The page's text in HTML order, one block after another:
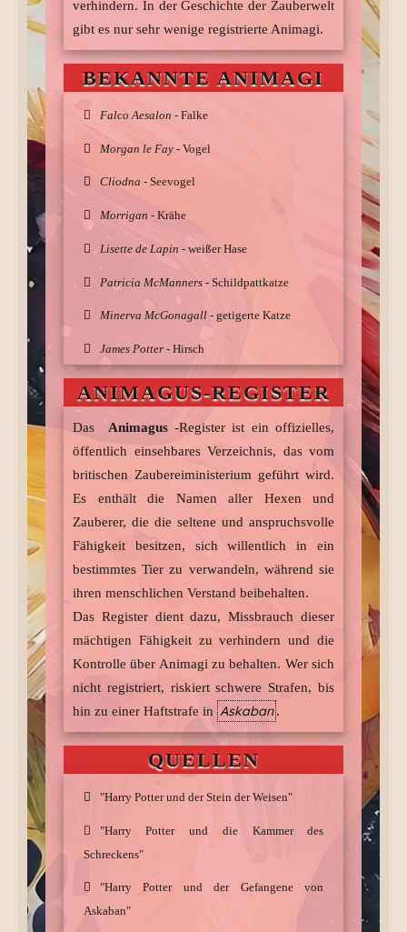
verhindern. In der Geschichte der Zauberwelt
gibt es nur sehr wenige registrierte Animagi.
BEKANNTE ANIMAGI
Falco Aesalon - Falke
Morgan le Fay- Vogel
Cliodna - Seevogel
Morrigan - Krähe
Lisette de Lapin - weißer Hase
Patricia McManners- Schildpattkatze
Minerva McGonagall- getigerte Katze
James Potter- Hirsch
Sirius Black - schwarzer Hund
Rita Kimmkorn- blauer Käfer
Talbott Wingers Mutter- Weißer Schwan
Talbott Winger - Adler
Olivier Kikkert- Frosch
Adrian Tutley- Rennmaus
Bly- Lemur
Ambrose Turner- Rennmaus
ANIMAGUS-REGISTER
Das Animagus-Register ist ein offizielles,
öffentlich einsehbares Verzeichnis, das vom
britischen Zaubereiministerium geführt wird.
Es enthält die Namen aller Hexen und
Zauberer, die die seltene und anspruchsvolle
Fähigkeit besitzen, sich willentlich in ein
bestimmtes Tier zu verwandeln, während sie
ihren menschlichen Verstand beibehalten.
Das Register dient dazu, Missbrauch dieser
mächtigen Fähigkeit zu verhindern und die
Kontrolle über Animagi zu behalten. Wer sich
nicht registriert, riskiert schwere Strafen, bis
hin zu einer Haftstrafe in Askaban .
QUELLEN
"Harry Potter und der Stein der Weisen"
"Harry Potter und die Kammer des
Schreckens"
"Harry Potter und der Gefangene von
Askaban"